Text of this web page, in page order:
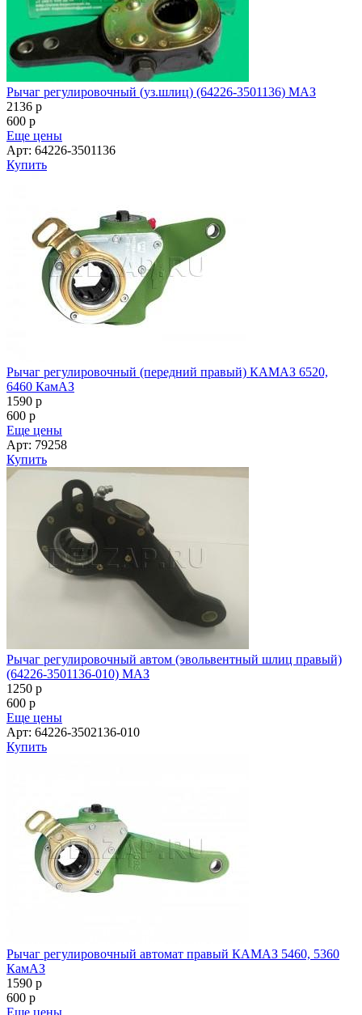
Рычаг регулировочный (уз.шлиц) (64226-3501136) МАЗ
2136 p
600 p
Еще цены
Арт: 64226-3501136
Купить
Рычаг регулировочный (передний правый) КАМАЗ 6520,
6460 КамАЗ
1590 p
600 p
Еще цены
Арт: 79258
Купить
Рычаг регулировочный автом (эвольвентный шлиц правый)
(64226-3501136-010) МАЗ
1250 p
600 p
Еще цены
Арт: 64226-3502136-010
Купить
Рычаг регулировочный автомат правый КАМАЗ 5460, 5360
КамАЗ
1590 p
600 p
Еще цены